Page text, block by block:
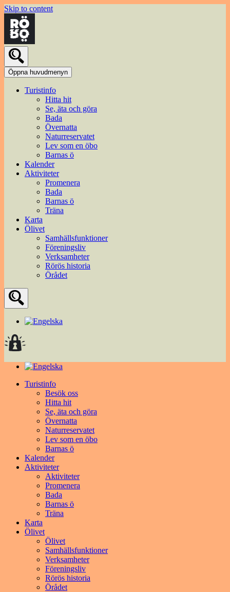
Skip to content
Öppna huvudmenyn
Turistinfo
Hitta hit
Se, äta och göra
Bada
Övernatta
Naturreservatet
Lev som en öbo
Barnas ö
Kalender
Aktiviteter
Promenera
Bada
Barnas ö
Träna
Karta
Ölivet
Samhällsfunktioner
Föreningsliv
Verksamheter
Rörös historia
Örådet
Turistinfo
Besök oss
Hitta hit
Se, äta och göra
Övernatta
Naturreservatet
Lev som en öbo
Barnas ö
Kalender
Aktiviteter
Aktiviteter
Promenera
Bada
Barnas ö
Träna
Karta
Ölivet
Ölivet
Samhällsfunktioner
Verksamheter
Föreningsliv
Rörös historia
Örådet